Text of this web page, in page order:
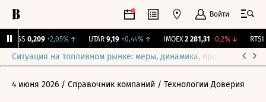
Войти
RGSS 0,209 +2,05%↑ UTAR 9,19 +0,44%↑ IMOEX 2 281,31 -0,2%↓ RTSI
Ситуация на топливном рынке: меры, динамика, прогнозы
4 июня 2026 / Справочник компаний / Технологии Доверия